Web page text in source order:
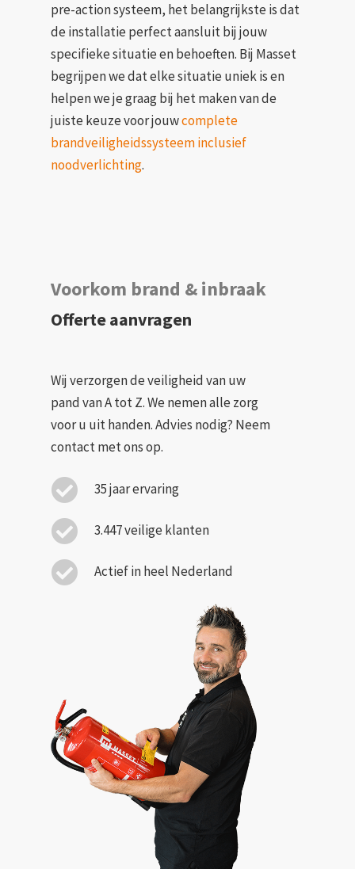
pre-action systeem, het belangrijkste is dat
de installatie perfect aansluit bij jouw
specifieke situatie en behoeften. Bij Masset
begrijpen we dat elke situatie uniek is en
helpen we je graag bij het maken van de
juiste keuze voor jouwcomplete
brandveiligheidssysteem inclusief
noodverlichting.
Voorkom brand & inbraak
Offerte aanvragen
Wij verzorgen de veiligheid van uw
pand van A tot Z. We nemen alle zorg
voor u uit handen. Advies nodig? Neem
contact met ons op.
35 jaar ervaring
3.447 veilige klanten
Actief in heel Nederland